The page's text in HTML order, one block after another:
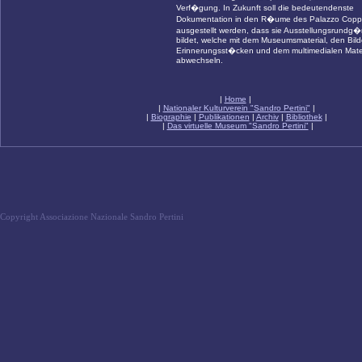
Verf�gung. In Zukunft soll die bedeutendenste
Dokumentation in den R�ume des Palazzo
ausgestellt werden, dass sie
bildet, welche mit dem Museumsmaterial, den
Erinnerungsst�cken und dem multimedialen
abwechseln.
| Home |
| Nationaler Kulturverein "Sandro Pertini" |
| Biographie | Publikationen | Archiv| Bibliothek|
| Das virtuelle Museum "Sandro Pertini" |
Copyright Associazione Nazionale Sandro Pertini